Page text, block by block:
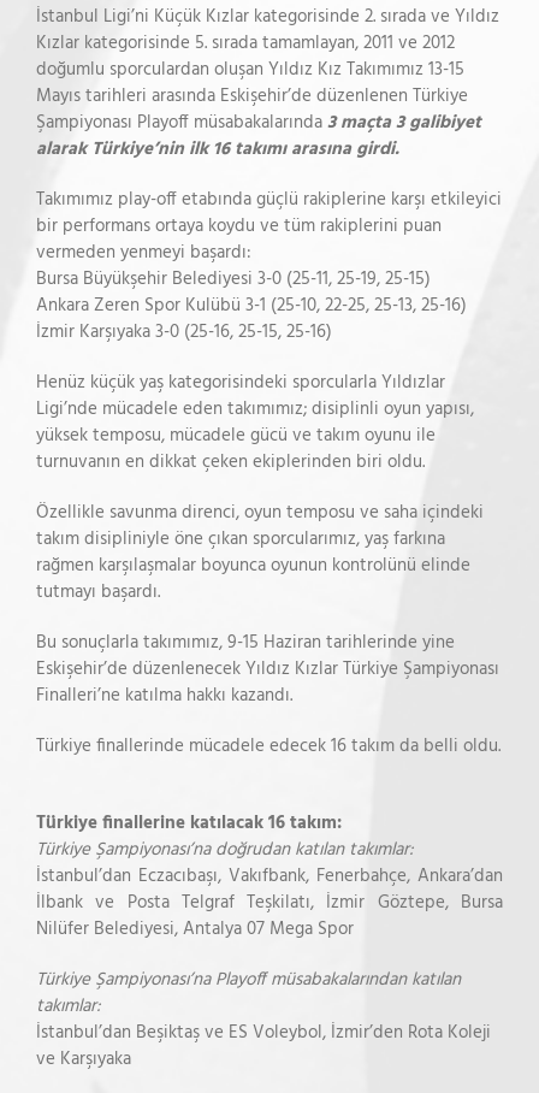
İstanbul Ligi’ni Küçük Kızlar kategorisinde 2. sırada ve Yıldız
Kızlar kategorisinde 5. sırada tamamlayan, 2011 ve 2012
doğumlu sporculardan oluşan Yıldız Kız Takımımız 13-15
Mayıs tarihleri arasında Eskişehir’de düzenlenen Türkiye
Şampiyonası Playoff müsabakalarında3 maçta 3 galibiyet
alarak Türkiye’nin ilk 16 takımı arasına girdi.
Takımımız play-off etabında güçlü rakiplerine karşı etkileyici
bir performans ortaya koydu ve tüm rakiplerini puan
vermeden yenmeyi başardı:
Bursa Büyükşehir Belediyesi 3-0 (25-11, 25-19, 25-15)
Ankara Zeren Spor Kulübü 3-1 (25-10, 22-25, 25-13, 25-16)
İzmir Karşıyaka 3-0 (25-16, 25-15, 25-16)
Henüz küçük yaş kategorisindeki sporcularla Yıldızlar
Ligi’nde mücadele eden takımımız; disiplinli oyun yapısı,
yüksek temposu, mücadele gücü ve takım oyunu ile
turnuvanın en dikkat çeken ekiplerinden biri oldu.
Özellikle savunma direnci, oyun temposu ve saha içindeki
takım disipliniyle öne çıkan sporcularımız, yaş farkına
rağmen karşılaşmalar boyunca oyunun kontrolünü elinde
tutmayı başardı.
Bu sonuçlarla takımımız, 9-15 Haziran tarihlerinde yine
Eskişehir’de düzenlenecek Yıldız Kızlar Türkiye Şampiyonası
Finalleri’ne katılma hakkı kazandı.
Türkiye finallerinde mücadele edecek 16 takım da belli oldu.
Türkiye finallerine katılacak 16 takım:
Türkiye Şampiyonası’na doğrudan katılan takımlar:
İstanbul’dan Eczacıbaşı, Vakıfbank, Fenerbahçe, Ankara’dan
İlbank ve Posta Telgraf Teşkilatı, İzmir Göztepe, Bursa
Nilüfer Belediyesi, Antalya 07 Mega Spor
Türkiye Şampiyonası’na Playoff müsabakalarından katılan
takımlar:
İstanbul’dan Beşiktaş ve ES Voleybol, İzmir’den Rota Koleji
ve Karşıyaka